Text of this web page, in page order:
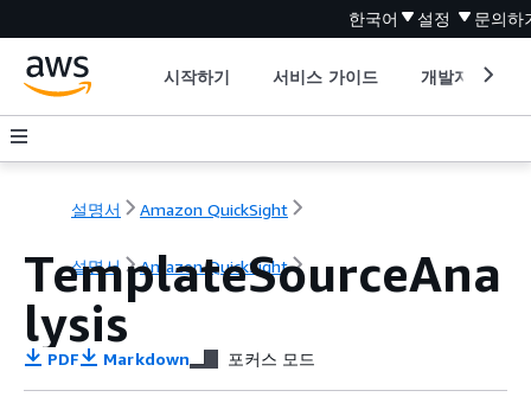
한국어 설정 문의하
시작하기 서비스 가이드 개발자 도구
설명서 Amazon QuickSight
설명서 Amazon QuickSight
TemplateSourceAna
lysis
PDF Markdown 포커스 모드